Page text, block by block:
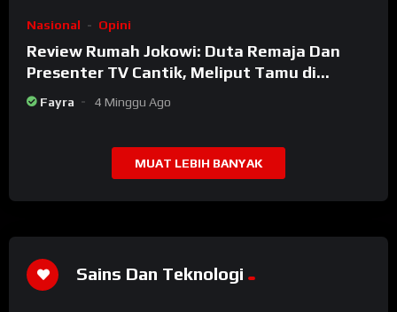
Nasional Opini
Review Rumah Jokowi: Duta Remaja Dan
Presenter TV Cantik, Meliput Tamu di
Rumah Jokowi
Fayra 4 Minggu Ago
MUAT LEBIH BANYAK
Sains Dan Teknologi